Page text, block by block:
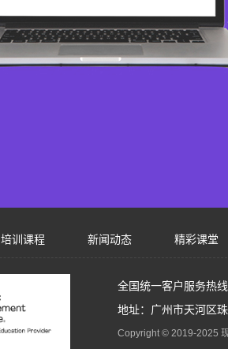
培训课程 新闻动态 精彩课堂
全国统一客户服务热
地址：广州市天河区
Copyright © 2019-2025